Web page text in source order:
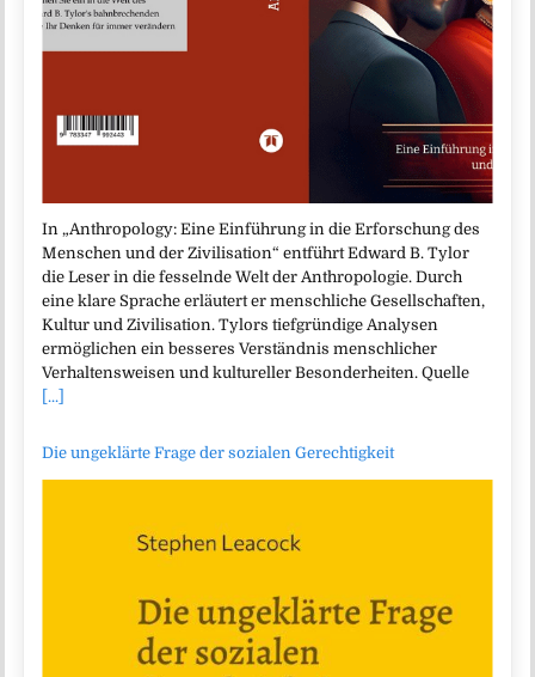
In „Anthropology: Eine Einführung in die Erforschung des
Menschen und der Zivilisation“ entführt Edward B. Tylor
die Leser in die fesselnde Welt der Anthropologie. Durch
eine klare Sprache erläutert er menschliche Gesellschaften,
Kultur und Zivilisation. Tylors tiefgründige Analysen
ermöglichen ein besseres Verständnis menschlicher
Verhaltensweisen und kultureller Besonderheiten. Quelle
[...]
Die ungeklärte Frage der sozialen Gerechtigkeit